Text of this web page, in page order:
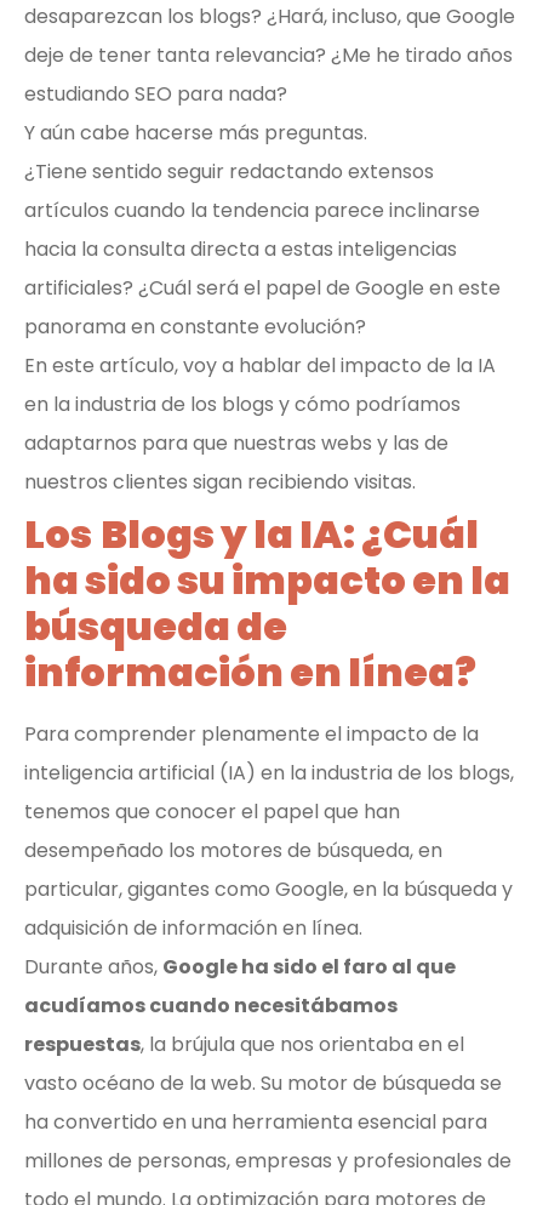
desaparezcan los blogs? ¿Hará, incluso, que Google
deje de tener tanta relevancia? ¿Me he tirado años
estudiando SEO para nada?
Y aún cabe hacerse más preguntas.
¿Tiene sentido seguir redactando extensos
artículos cuando la tendencia parece inclinarse
hacia la consulta directa a estas inteligencias
artificiales? ¿Cuál será el papel de Google en este
panorama en constante evolución?
En este artículo, voy a hablar del impacto de la IA
en la industria de los blogs y cómo podríamos
adaptarnos para que nuestras webs y las de
nuestros clientes sigan recibiendo visitas.
Los Blogs y la IA: ¿Cuál
ha sido su impacto en la
búsqueda de
información en línea?
Para comprender plenamente el impacto de la
inteligencia artificial (IA) en la industria de los blogs,
tenemos que conocer el papel que han
desempeñado los motores de búsqueda, en
particular, gigantes como Google, en la búsqueda y
adquisición de información en línea.
Durante años, Google ha sido el faro al que
acudíamos cuando necesitábamos
respuestas, la brújula que nos orientaba en el
vasto océano de la web. Su motor de búsqueda se
ha convertido en una herramienta esencial para
millones de personas, empresas y profesionales de
todo el mundo. La optimización para motores de